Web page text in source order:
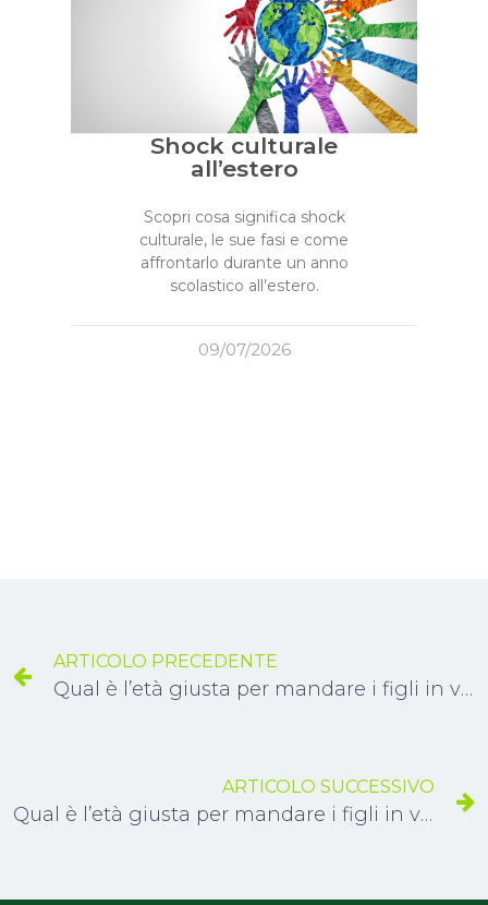
Shock culturale
all’estero
Scopri cosa significa shock
culturale, le sue fasi e come
affrontarlo durante un anno
scolastico all’estero.
09/07/2026
ARTICOLO PRECEDENTE
Qual è l’età giusta per mandare i figli in vacanza studio da soli?
ARTICOLO SUCCESSIVO
Qual è l’età giusta per mandare i figli in vacanza studio da soli?